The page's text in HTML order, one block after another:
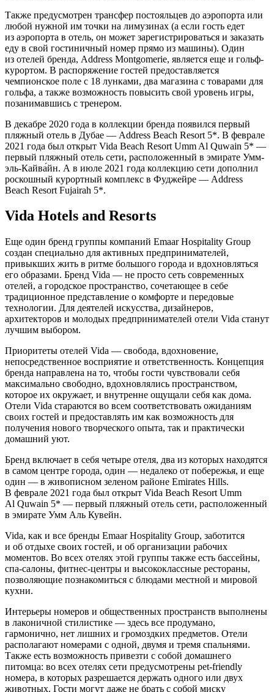
Также предусмотрен трансфер постояльцев до аэропорта или
любой нужной им точки на лимузинах (а если гость едет
из аэропорта в отель, он может зарегистрироваться и заказать
еду в свой гостиничный номер прямо из машины). Один
из отелей бренда, Address Montgomerie, является еще и гольф-
курортом. В распоряжение гостей предоставляется
чемпионское поле с 18 лунками, два магазина с товарами для
гольфа, а также возможность повысить свой уровень игры,
позанимавшись с тренером.
В декабре 2020 года в коллекции бренда появился первый
пляжный отель в Дубае — Address Beach Resort 5*. В феврале
2021 года был открыт Vida Beach Resort Umm Al Quwain 5* —
первый пляжный отель сети, расположенный в эмирате Умм-
эль-Кайва́йн. А в июле 2021 года коллекцию сети дополнил
роскошный курортный комплекс в Фуджейре — Address
Beach Resort Fujairah 5*.
Vida Hotels and Resorts
Еще один бренд группы компаний Emaar Hospitality Group
создан специально для активных предпринимателей,
привыкших жить в ритме большого города и вдохновляться
его образами. Бренд Vida — не просто сеть современных
отелей, а городское пространство, сочетающее в себе
традиционное представление о комфорте и передовые
технологии. Для деятелей искусства, дизайнеров,
архитекторов и молодых предпринимателей отели Vida станут
лучшим выбором.
Приоритеты отелей Vida — свобода, вдохновение,
непосредственное восприятие и ответственность. Концепция
бренда направлена на то, чтобы гости чувствовали себя
максимально свободно, вдохновлялись пространством,
которое их окружает, и внутренне ощущали себя как дома.
Отели Vida стараются во всем соответствовать ожиданиям
своих гостей и предоставлять им как возможность для
получения нового творческого опыта, так и практически
домашний уют.
Бренд включает в себя четыре отеля, два из которых находятся
в самом центре города, один — недалеко от побережья, и еще
один — в живописном зеленом районе Emirates Hills.
В феврале 2021 года был открыт Vida Beach Resort Umm
Al Quwain 5* — первый пляжный отель сети, расположенный
в эмирате Умм Аль Кувейн.
Vida, как и все бренды Emaar Hospitality Group, заботится
и об отдыхе своих гостей, и об организации рабочих
моментов. Во всех отелях этой группы также есть бассейны,
спа-салоны, фитнес-центры и высококлассные рестораны,
позволяющие познакомиться с блюдами местной и мировой
кухни.
Интерьеры номеров и общественных пространств выполнены
в лаконичной стилистике — здесь все продумано,
гармонично, нет лишних и громоздких предметов. Отели
располагают номерами с одной, двумя и тремя спальнями.
Также есть возможность привезти с собой домашнего
питомца: во всех отелях сети предусмотрены pet-friendly
номера, в которых разрешается держать одного или двух
животных. Гости могут даже не брать с собой миску